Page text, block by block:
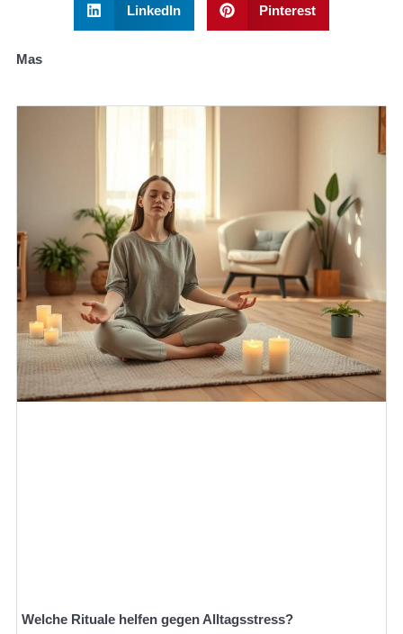
LinkedIn Pinterest
Mas
Welche Rituale helfen gegen Alltagsstress?